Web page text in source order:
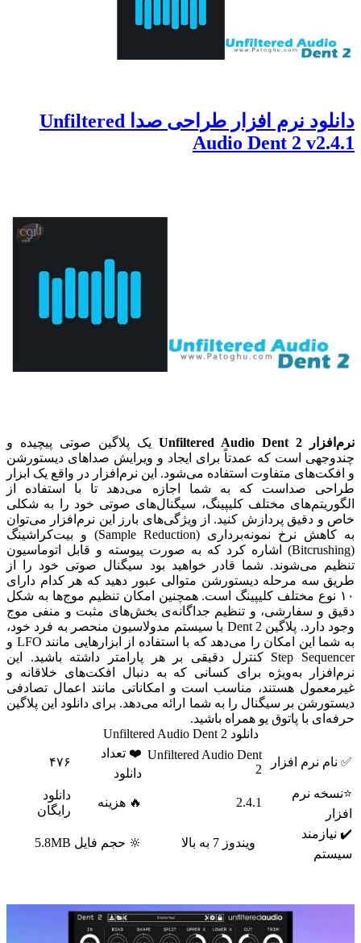
دانلود نرم افزار طراحی صدا Unfiltered
Audio Dent 2 v2.4.1
نرم‌افزار Unfiltered Audio Dent 2
یک پلاگین صوتی پیچیده و
چندوجهی است که عمدتاً برای ایجاد و ویرایش صداهای دیستورشن
و افکت‌های متفاوت استفاده می‌شود. این نرم‌افزار در واقع یک ابزار
طراحی صداست که به شما اجازه می‌دهد تا با استفاده از
الگوریتم‌های مختلف کلیپینگ، سیگنال‌های صوتی خود را به شکلی
خاص و دقیق پردازش کنید. از ویژگی‌های بارز این نرم‌افزار می‌توان
به کاهش نرخ نمونه‌برداری (Sample Reduction) و بیت‌کراشینگ
(Bitcrushing) اشاره کرد که به صورت پیوسته و قابل اتوماسیون
تنظیم می‌شوند. شما قادر خواهید بود سیگنال صوتی خود را از
طریق سه مرحله دیستورشن متوالی عبور دهید که هر کدام دارای
۱۰ نوع مختلف کلیپینگ است. همچنین امکان تنظیم موج‌ها به شکل
دقیق و سفارشی، و تنظیم جداگانه‌ی بخش‌های مثبت و منفی موج
وجود دارد. پلاگین
Dent 2 با سیستم مدولاسیون منحصر به فرد خود،
به شما این امکان را می‌دهد که با استفاده از ابزارهایی مانند LFO و
Step Sequencer کنترل دقیقی بر هر پارامتر داشته باشید. این
نرم‌افزار به‌ویژه برای کسانی که به دنبال افکت‌های خلاقانه و
غیرمعمول هستند، مناسب است و امکاناتی مانند اعمال تصادفی
دیستورشن بر سیگنال را به شما ارائه می‌دهد. برای دانلود این پلاگین
حرفه‌ای با پاتوق یو همراه باشید.
دانلود Unfiltered Audio Dent 2
✅ نام نرم افزار
Unfiltered Audio Dent
2
❤️ تعداد
دانلود
۴۷۶
⭐نسخه نرم
افزار
2.4.1 🔥 هزینه
دانلود
رایگان
✔️ نیازمند
سیستم
ویندوز 7 به بالا 🔆 حجم فایل 5.8MB